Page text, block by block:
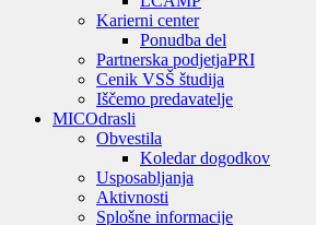
Karierni center
Ponudba del
Partnerska podjetjaPRI
Cenik VSŠ študija
Iščemo predavatelje
MICOdrasli
Obvestila
Koledar dogodkov
Usposabljanja
Aktivnosti
Splošne informacije